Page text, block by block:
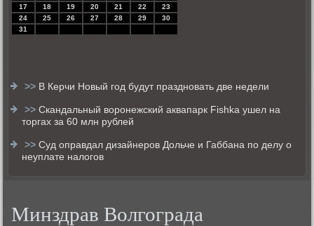
17
18 19 20 21 22
23
24
25 26 27 28 29
30
31
>> В Керчи Новый год будут праздновать две недели
>>Скандальный воронежский аквапарк Fishka ушел на
торгах за 60 млн рублей
>>Суд оправдал дизайнеров Дольче и Габбана по делу о
неуплате налогов
Минздрав Волгограда